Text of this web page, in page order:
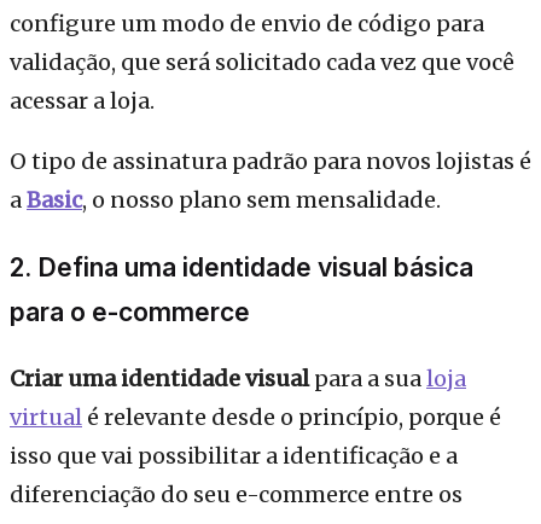
configure um modo de envio de código para
validação, que será solicitado cada vez que você
acessar a loja.
O tipo de assinatura padrão para novos lojistas é
aBasic, o nosso plano sem mensalidade.
2. Defina uma identidade visual básica
para o e-commerce
Criar uma identidade visualpara a sualoja
virtual é relevante desde o princípio, porque é
isso que vai possibilitar a identificação e a
diferenciação do seu e-commerce entre os